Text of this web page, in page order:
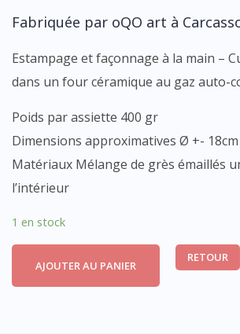
Fabriquée par oQO art à
Estampage et façonnage à la main –
dans un four céramique au gaz auto-
Poids par assiette 400 gr
Dimensions approximatives Ø +-
Matériaux Mélange de grès émaillés
l’intérieur
1 en stock
AJOUTER AU PANIER
RETOUR